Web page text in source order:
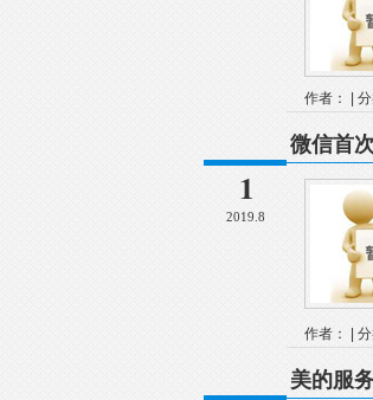
作者： | 分
1
2019.8
微信首
作者： | 分
美的服